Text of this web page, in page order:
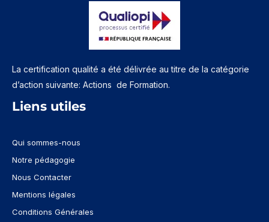
La certification qualité a été délivrée au titre de la catégorie
d’action suivante: Actions de Formation.
Liens utiles
Qui sommes-nous
Notre pédagogie
Nous Contacter
Mentions légales
Conditions Générales